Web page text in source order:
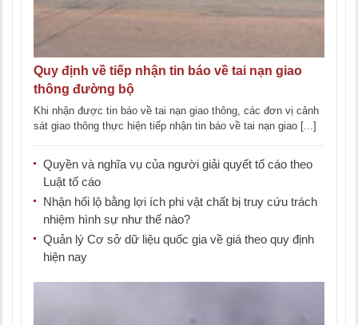
Quy định về tiếp nhận tin báo về tai nạn giao
thông đường bộ
Khi nhận được tin báo về tai nạn giao thông, các đơn vị cảnh
sát giao thông thực hiện tiếp nhận tin báo về tai nạn giao [...]
Quyền và nghĩa vụ của người giải quyết tố cáo theo
Luật tố cáo
Nhận hối lộ bằng lợi ích phi vật chất bị truy cứu trách
nhiệm hình sự như thế nào?
Quản lý Cơ sở dữ liệu quốc gia về giá theo quy định
hiện nay